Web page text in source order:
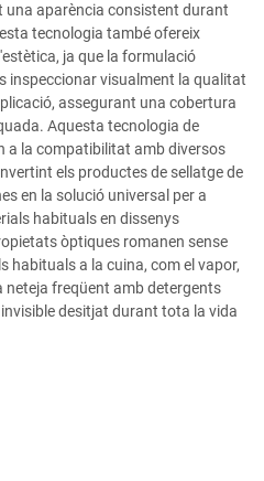
una aparència consistent durant
tecnologia també ofereix
ja que la formulació
inspeccionar visualment la qualitat
assegurant una cobertura
Aquesta tecnologia de
a la compatibilitat amb diversos
els productes de sellatge de
en la solució universal per a
habituals en dissenys
òptiques romanen sense
a la cuina, com el vapor,
neteja freqüent amb detergents
desitjat durant tota la vida